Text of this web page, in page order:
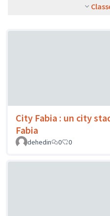
City Fabia : un city
Fabia
dehedin
0 0